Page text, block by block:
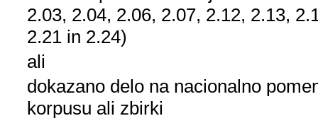
2.03, 2.04, 2.06, 2.07, 2.12, 2.13,
2.21 in 2.24)
ali
dokazano delo na nacionalno
korpusu ali zbirki